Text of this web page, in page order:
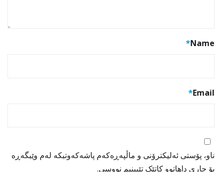
Name
*
Email
*
ناو، پۆستی ئەلیکترۆنی و ماڵپەڕەکەم پاشەکەوتبکە لەم وێبگەڕە
بۆ جاری داهاتوو کاتێک تێبینیم نووسی.